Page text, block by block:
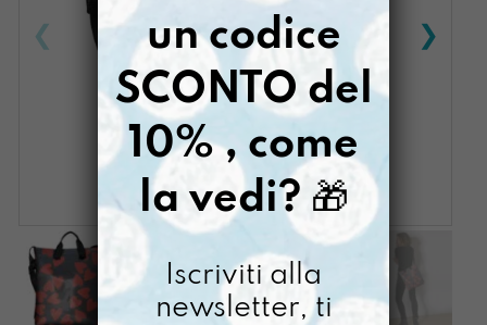
un codice
SCONTO del
10% , come
la vedi? 🎁
Iscriviti alla
newsletter, ti